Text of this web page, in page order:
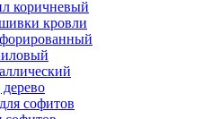
коричневый
кровли
софитов